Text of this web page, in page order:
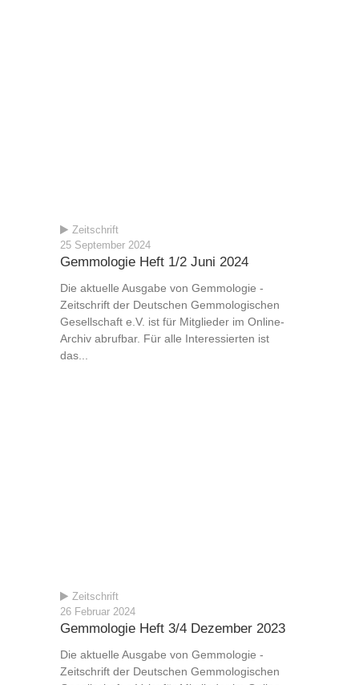
Zeitschrift
25 September 2024
Gemmologie Heft 1/2 Juni 2024
Die aktuelle Ausgabe von Gemmologie -
Zeitschrift der Deutschen Gemmologischen
Gesellschaft e.V. ist für Mitglieder im Online-
Archiv abrufbar. Für alle Interessierten ist
das...
Zeitschrift
26 Februar 2024
Gemmologie Heft 3/4 Dezember 2023
Die aktuelle Ausgabe von Gemmologie -
Zeitschrift der Deutschen Gemmologischen